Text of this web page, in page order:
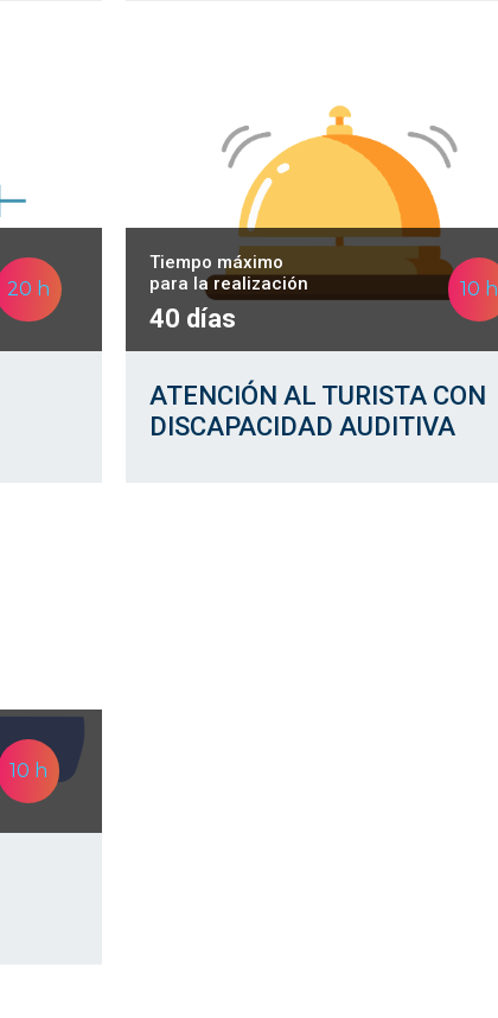
20 h
Tiempo máximo
para la realización
40 días
10 h
ATENCIÓN AL TURISTA CON
DISCAPACIDAD AUDITIVA
10 h